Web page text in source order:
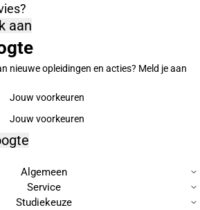
aan
nieuwe opleidingen en acties? Meld je aan
Jouw voorkeuren
Algemeen
Service
Studiekeuze